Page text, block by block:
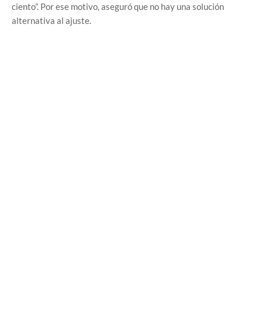
ciento”. Por ese motivo, aseguró que no hay una solución
alternativa al ajuste.